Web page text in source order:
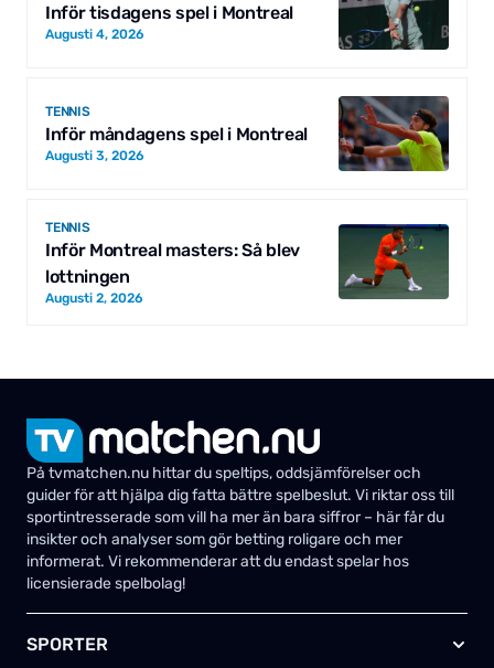
Inför tisdagens spel i Montreal
Augusti 4, 2026
TENNIS
Inför måndagens spel i Montreal
Augusti 3, 2026
TENNIS
Inför Montreal masters: Så blev
lottningen
Augusti 2, 2026
På tvmatchen.nu hittar du speltips, oddsjämförelser och
guider för att hjälpa dig fatta bättre spelbeslut. Vi riktar oss till
sportintresserade som vill ha mer än bara siffror – här får du
insikter och analyser som gör betting roligare och mer
informerat. Vi rekommenderar att du endast spelar hos
licensierade spelbolag!
SPORTER